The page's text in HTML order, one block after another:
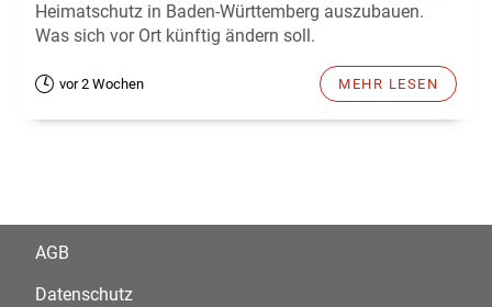
Heimatschutz in Baden-Württemberg auszubauen.
Was sich vor Ort künftig ändern soll.
vor 2 Wochen MEHR LESEN
AGB
Datenschutz